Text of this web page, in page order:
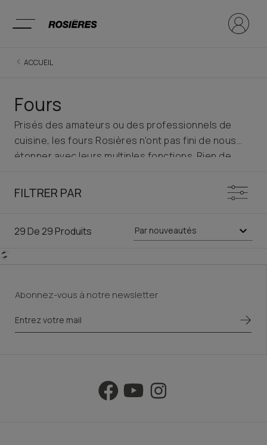
ACCUEIL
Fours
Prisés des amateurs ou des professionnels de
cuisine, les fours Rosières n'ont pas fini de nous
étonner avec leurs multiples fonctions. Rien de
vos invités! Moderne, ergonomique et design, un
four Rosières trouvera donc facilement sa place
pour votre cuisine dans le catalogue Rosières :
cuisine à domicile: dites bonjour à une cuisine
FILTRER PAR
29 De 29 Produits Par nouveautés
Abonnez-vous à notre newsletter